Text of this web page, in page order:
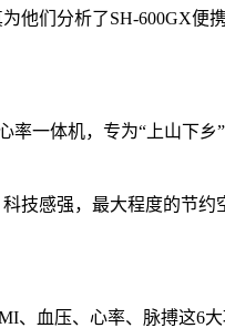
他们分析了SH-600GX便
率一体机，专为“上山下
技感强，最大程度的节
、血压、心率、脉搏这6